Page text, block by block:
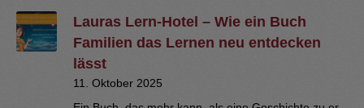
Lauras Lern-Hotel – Wie ein Buch
Familien das Lernen neu entdecken
lässt
11. Oktober 2025